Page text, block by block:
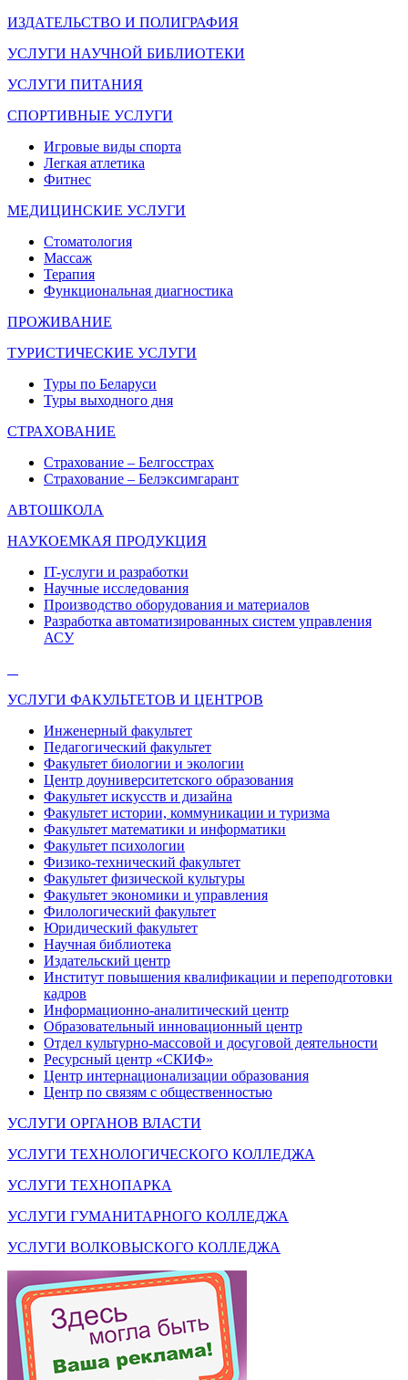
ИЗДАТЕЛЬСТВО И ПОЛИГРАФИЯ
УСЛУГИ НАУЧНОЙ БИБЛИОТЕКИ
УСЛУГИ ПИТАНИЯ
СПОРТИВНЫЕ УСЛУГИ
Игровые виды спорта
Легкая атлетика
Фитнес
МЕДИЦИНСКИЕ УСЛУГИ
Стоматология
Массаж
Терапия
Функциональная диагностика
ПРОЖИВАНИЕ
ТУРИСТИЧЕСКИЕ УСЛУГИ
Туры по Беларуси
Туры выходного дня
СТРАХОВАНИЕ
Страхование – Белгосстрах
Страхование – Белэксимгарант
АВТОШКОЛА
НАУКОЕМКАЯ ПРОДУКЦИЯ
IT-услуги и разработки
Научные исследования
Производство оборудования и материалов
Разработка автоматизированных систем управления
АСУ
УСЛУГИ ФАКУЛЬТЕТОВ И ЦЕНТРОВ
Инженерный факультет
Педагогический факультет
Факультет биологии и экологии
Центр доуниверситетского образования
Факультет искусств и дизайна
Факультет истории, коммуникации и туризма
Факультет математики и информатики
Факультет психологии
Физико-технический факультет
Факультет физической культуры
Факультет экономики и управления
Филологический факультет
Юридический факультет
Научная библиотека
Издательский центр
Институт повышения квалификации и переподготовки
кадров
Информационно-аналитический центр
Образовательный инновационный центр
Отдел культурно-массовой и досуговой деятельности
Ресурсный центр «СКИФ»
Центр интернационализации образования
Центр по связям с общественностью
УСЛУГИ ОРГАНОВ ВЛАСТИ
УСЛУГИ ТЕХНОЛОГИЧЕСКОГО КОЛЛЕДЖА
УСЛУГИ ТЕХНОПАРКА
УСЛУГИ ГУМАНИТАРНОГО КОЛЛЕДЖА
УСЛУГИ ВОЛКОВЫСКОГО КОЛЛЕДЖА